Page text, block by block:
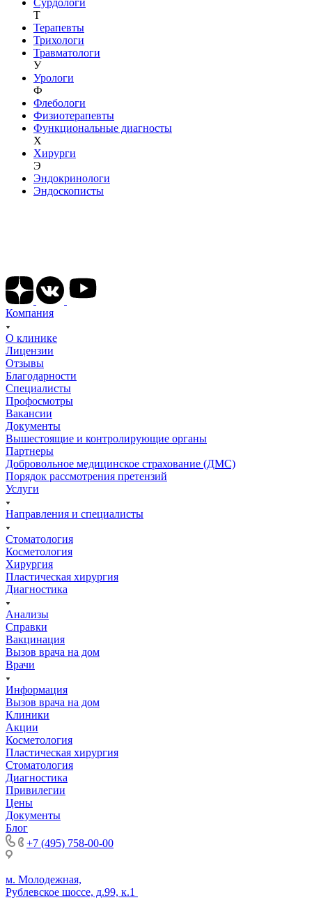
Сурдологи
Т
Терапевты
Трихологи
Травматологи
У
Урологи
Ф
Флебологи
Физиотерапевты
Функциональные диагносты
Х
Хирурги
Э
Эндокринологи
Эндоскописты
Компания
О клинике
Лицензии
Отзывы
Благодарности
Специалисты
Профосмотры
Вакансии
Документы
Вышестоящие и контролирующие органы
Партнеры
Добровольное медицинское страхование (ДМС)
Порядок рассмотрения претензий
Услуги
Направления и специалисты
Стоматология
Косметология
Хирургия
Пластическая хирургия
Диагностика
Анализы
Справки
Вакцинация
Вызов врача на дом
Врачи
Информация
Вызов врача на дом
Клиники
Акции
Косметология
Пластическая хирургия
Стоматология
Диагностика
Привилегии
Цены
Документы
Блог
+7 (495) 758-00-00
м. Молодежная,
Рублевское шоссе, д.99, к.1